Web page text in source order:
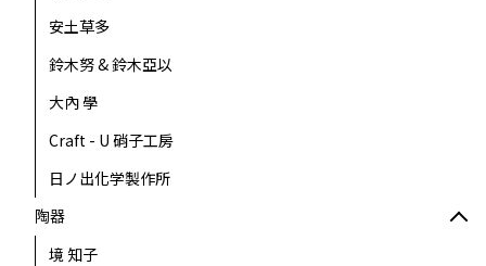
安土草多
鈴木努 & 鈴木亞以
大內 學
Craft - U 硝子工房
日ノ出化学製作所
陶器
境 知子